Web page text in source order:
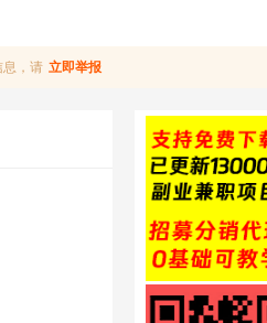
息，请 立即举报